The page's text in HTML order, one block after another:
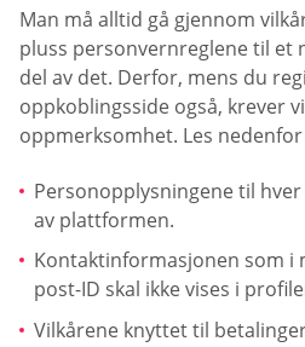
Man må alltid gå gjennom
pluss personvernreglene til et
del av det. Derfor, mens du
oppkoblingsside også, krever
oppmerksomhet. Les
Personopplysningene til
av plattformen.
Kontaktinformasjonen som i
post-ID skal ikke vises i
Vilkårene knyttet til